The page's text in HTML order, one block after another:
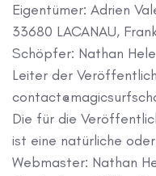
Eigentümer: Adrien
33680 LACANAU,
Schöpfer: Nathan Hele
Leiter der
Die für die
ist eine natürliche
Webmaster: Nathan